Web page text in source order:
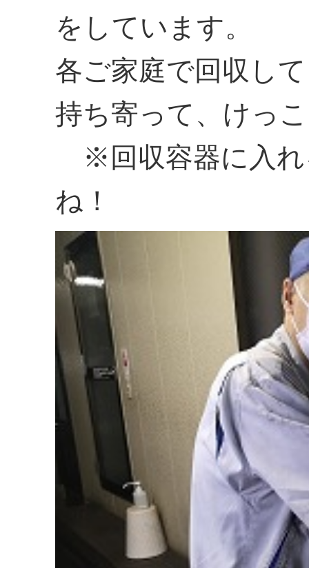
をしています。
各ご家庭で回収し
持ち寄って、けっ
※回収容器に入れ
ね！